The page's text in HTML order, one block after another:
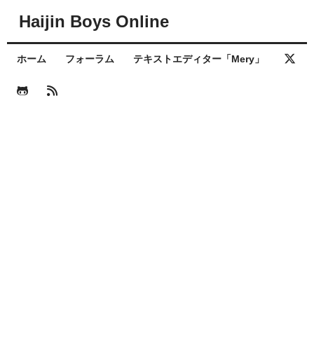
Haijin Boys Online
ホーム フォーラム テキストエディター「Mery」